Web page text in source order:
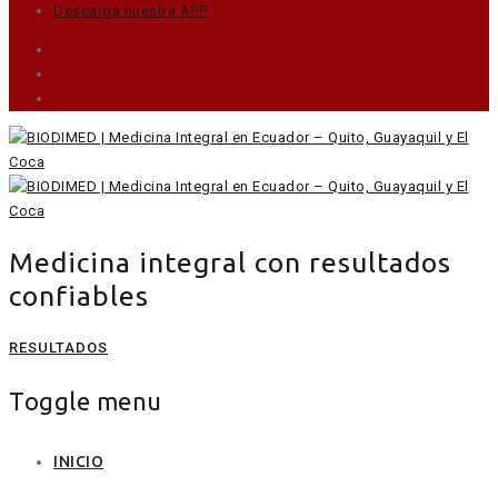
Descarga nuestra APP
Medicina integral con resultados
confiables
RESULTADOS
Toggle menu
INICIO